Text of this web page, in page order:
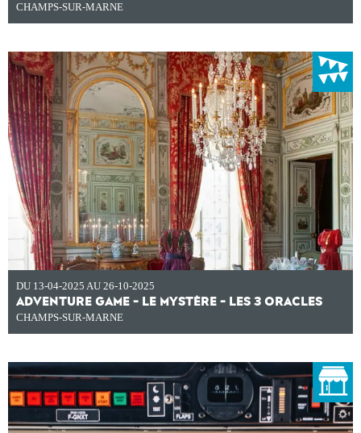
CHAMPS-SUR-MARNE
DU 13-04-2025 AU 26-10-2025
ADVENTURE GAME - LE MYSTÈRE - LES 3 ORACLES
CHAMPS-SUR-MARNE